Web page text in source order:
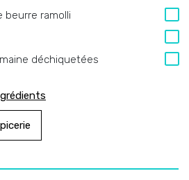
beurre ramolli
déchiquetées